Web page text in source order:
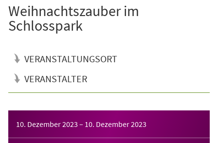
Weihnachtszauber im
Schlosspark
VERANSTALTUNGSORT
VERANSTALTER
10. Dezember 2023 – 10. Dezember 2023